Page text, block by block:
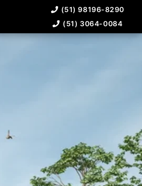
(51) 98196-8290
(51) 3064-0084